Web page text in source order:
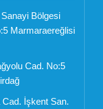
Bölgesi
Marmaraereğlisi
Cad. No:5
Cad. İşkent San.